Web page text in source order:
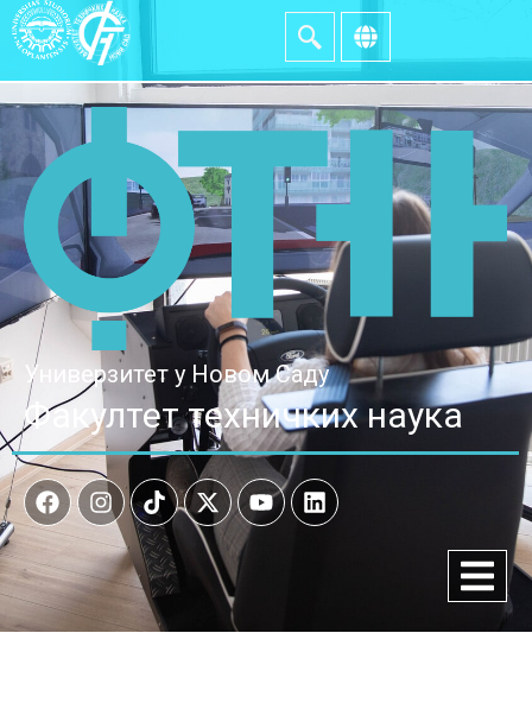
Универзитет у Новом Саду
Факултет техничких наука